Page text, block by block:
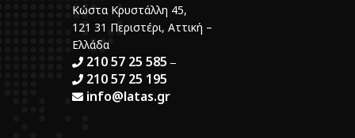
Κώστα Κρυστάλλη 45,
121 31 Περιστέρι, Αττική –
Ελλάδα
210 57 25 585 –
210 57 25 195
info@latas.gr